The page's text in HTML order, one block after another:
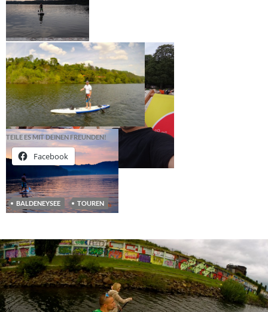
TEILE ES MIT DEINEN FREUNDEN!
Facebook
BALDENEYSEE TOUREN